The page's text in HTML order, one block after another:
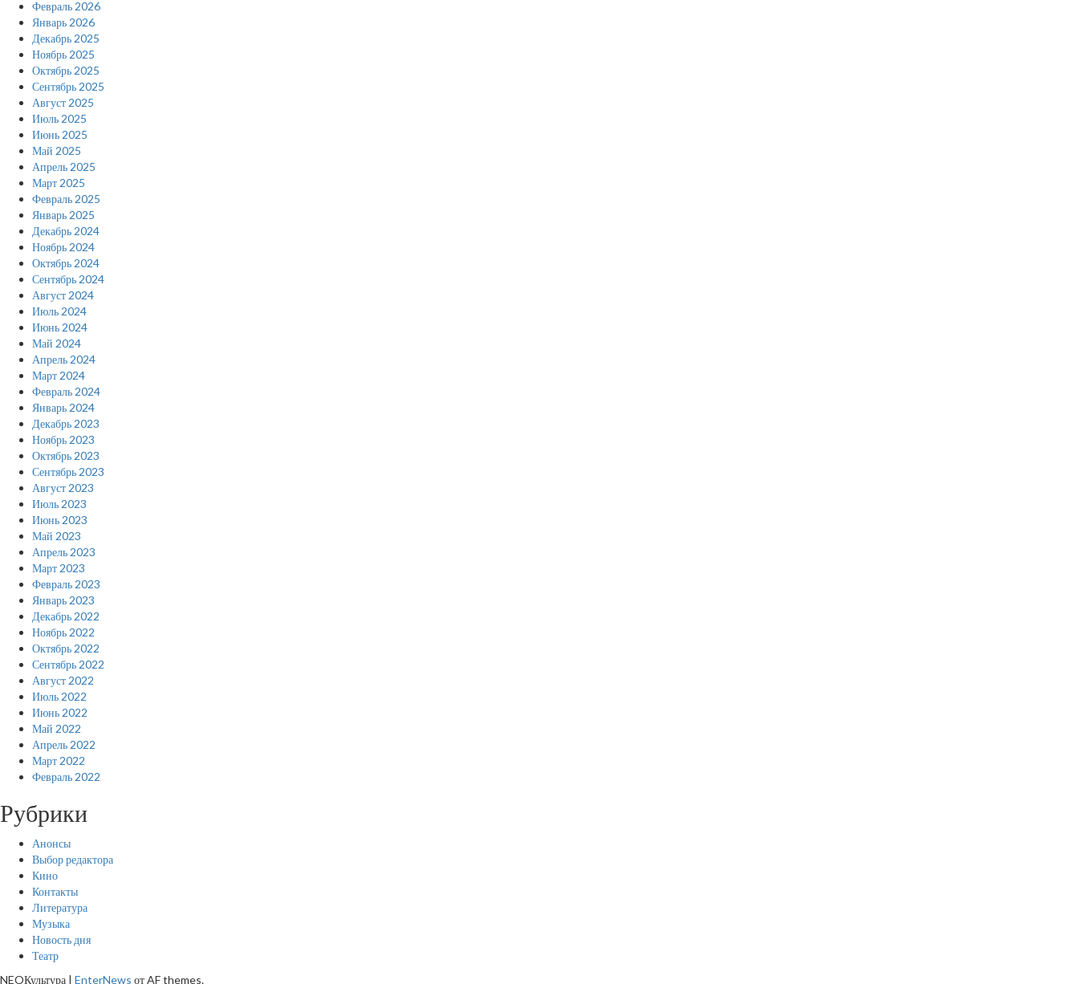
Февраль 2026
Январь 2026
Декабрь 2025
Ноябрь 2025
Октябрь 2025
Сентябрь 2025
Август 2025
Июль 2025
Июнь 2025
Май 2025
Апрель 2025
Март 2025
Февраль 2025
Январь 2025
Декабрь 2024
Ноябрь 2024
Октябрь 2024
Сентябрь 2024
Август 2024
Июль 2024
Июнь 2024
Май 2024
Апрель 2024
Март 2024
Февраль 2024
Январь 2024
Декабрь 2023
Ноябрь 2023
Октябрь 2023
Сентябрь 2023
Август 2023
Июль 2023
Июнь 2023
Май 2023
Апрель 2023
Март 2023
Февраль 2023
Январь 2023
Декабрь 2022
Ноябрь 2022
Октябрь 2022
Сентябрь 2022
Август 2022
Июль 2022
Июнь 2022
Май 2022
Апрель 2022
Март 2022
Февраль 2022
Рубрики
Анонсы
Выбор редактора
Кино
Контакты
Литература
Музыка
Новость дня
Театр
NEOКультура
EnterNews от AF themes.